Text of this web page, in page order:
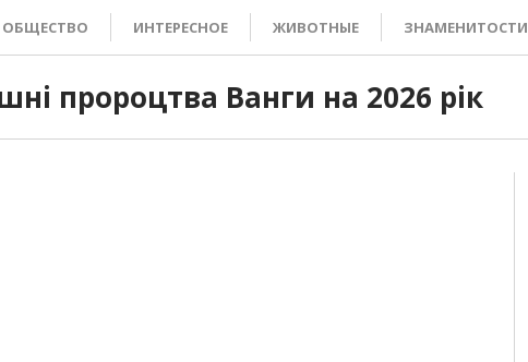
ОБЩЕСТВО ИНТЕРЕСНОЕ ЖИВОТНЫЕ ЗНАМЕНИТОСТИ
пророцтва Ванги на 2026 рік